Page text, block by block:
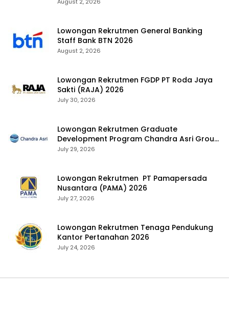
Lowongan Rekrutmen General Banking
Staff Bank BTN 2026
August 2, 2026
Lowongan Rekrutmen FGDP PT Roda Jaya
Sakti (RAJA) 2026
July 30, 2026
Lowongan Rekrutmen Graduate
Development Program Chandra Asri Group
2026
July 29, 2026
Lowongan Rekrutmen PT Pamapersada
Nusantara (PAMA) 2026
July 27, 2026
Lowongan Rekrutmen Tenaga Pendukung
Kantor Pertanahan 2026
July 24, 2026